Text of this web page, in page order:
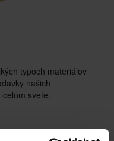
typoch materiálov
našich
svete.